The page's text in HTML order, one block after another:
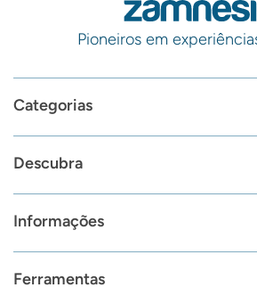
Pioneiros em
Categorias
Descubra
Informações
Ferramentas